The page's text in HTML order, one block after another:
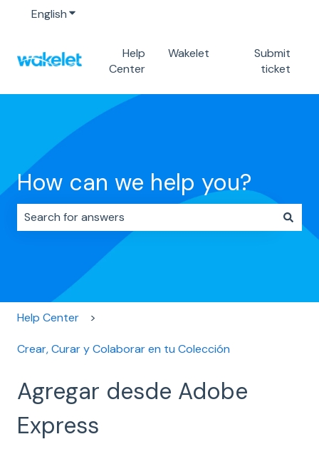
EnglishShow submenu for translations
Help
Center
Wakelet
Submit
ticket
How can we help you?
There are no suggestions because the search field
Help Center
Crear, Curar y Colaborar en tu Colección
Agregar desde Adobe
Express